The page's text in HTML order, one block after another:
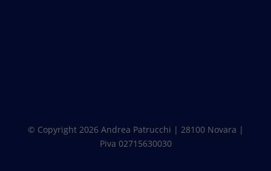
© Copyright 2026 Andrea Patrucchi | 28100 Novara |
Piva 02715630030